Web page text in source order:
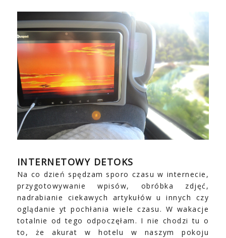
INTERNETOWY DETOKS
Na co dzień spędzam sporo czasu w internecie,
przygotowywanie wpisów, obróbka zdjęć,
nadrabianie ciekawych artykułów u innych czy
oglądanie yt pochłania wiele czasu. W wakacje
totalnie od tego odpoczęłam. I nie chodzi tu o
to, że akurat w hotelu w naszym pokoju